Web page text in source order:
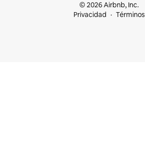
© 2026 Airbnb, Inc.
Privacidad
Términos